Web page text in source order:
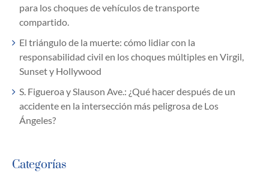
para los choques de vehículos de transporte
compartido.
El triángulo de la muerte: cómo lidiar con la
responsabilidad civil en los choques múltiples en Virgil,
Sunset y Hollywood
S. Figueroa y Slauson Ave.: ¿Qué hacer después de un
accidente en la intersección más peligrosa de Los
Ángeles?
Categorías